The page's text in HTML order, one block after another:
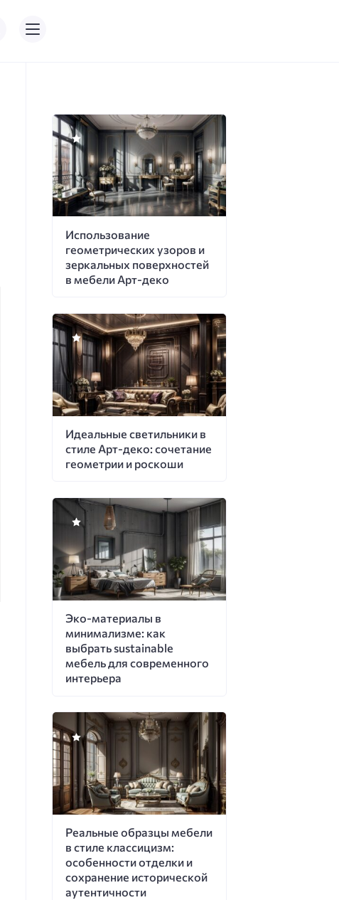
Использование
геометрических узоров и
зеркальных поверхностей
в мебели Арт-деко
Идеальные светильники в
стиле Арт-деко: сочетание
геометрии и роскоши
Эко-материалы в
минимализме: как
выбрать sustainable
мебель для современного
интерьера
Реальные образцы мебели
в стиле классицизм:
особенности отделки и
сохранение исторической
аутентичности